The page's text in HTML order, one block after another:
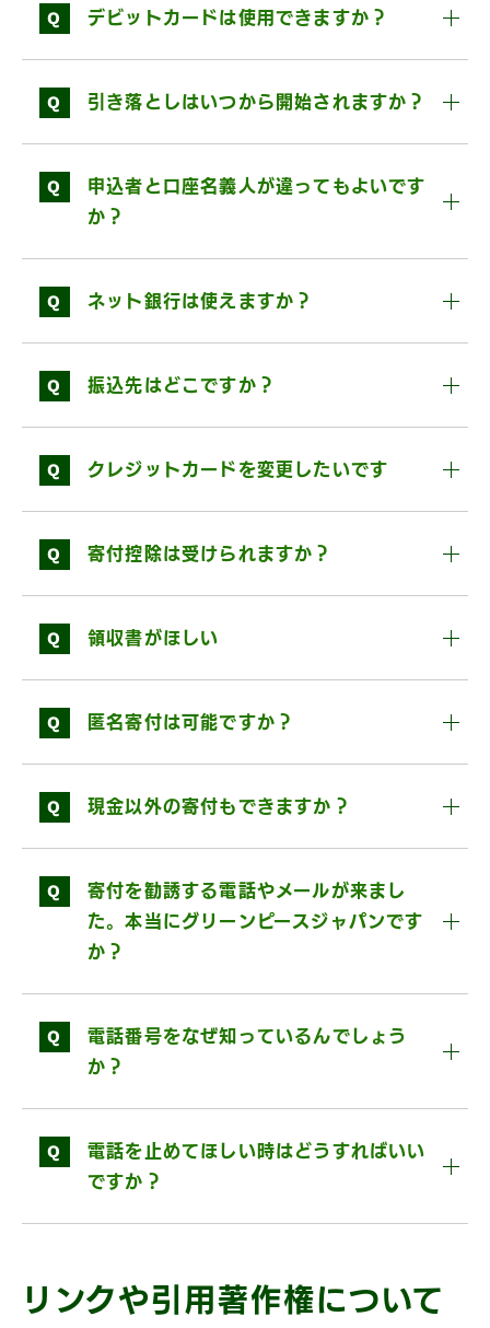
Q デビットカードは使用できますか？
Q 引き落としはいつから開始されますか？
Q
申込者と口座名義人が違ってもよいです
か？
Q ネット銀行は使えますか？
Q 振込先はどこですか？
Q クレジットカードを変更したいです
Q 寄付控除は受けられますか？
Q 領収書がほしい
Q 匿名寄付は可能ですか？
Q 現金以外の寄付もできますか？
Q
寄付を勧誘する電話やメールが来まし
た。本当にグリーンピースジャパンです
か？
Q
電話番号をなぜ知っているんでしょう
か？
Q
電話を止めてほしい時はどうすればいい
ですか？
リンクや引用著作権について